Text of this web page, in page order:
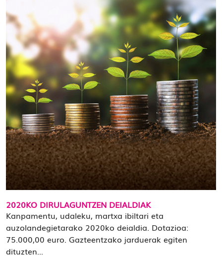
2020KO DIRULAGUNTZEN DEIALDIAK
Kanpamentu, udaleku, martxa ibiltari eta
auzolandegietarako 2020ko deialdia. Dotazioa:
75.000,00 euro. Gazteentzako jarduerak egiten
dituzten...